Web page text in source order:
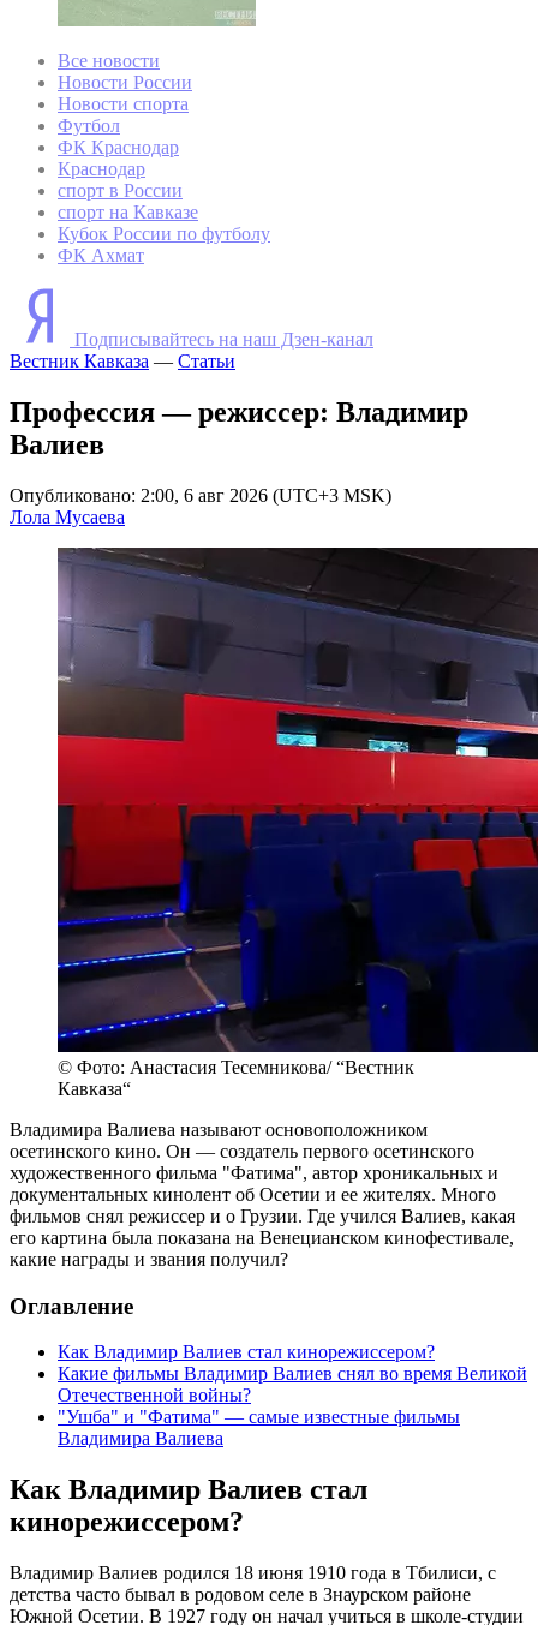
Все новости
Новости России
Новости спорта
Футбол
ФК Краснодар
Краснодар
спорт в России
спорт на Кавказе
Кубок России по футболу
ФК Ахмат
Подписывайтесь на наш Дзен-канал
Вестник Кавказа — Статьи
Профессия — режиссер: Владимир
Валиев
Опубликовано: 2:00, 6 авг 2026 (UTC+3 MSK)
Лола Мусаева
© Фото: Анастасия Тесемникова/ “Вестник
Кавказа“
Владимира Валиева называют основоположником
осетинского кино. Он — создатель первого осетинского
художественного фильма "Фатима", автор хроникальных и
документальных кинолент об Осетии и ее жителях. Много
фильмов снял режиссер и о Грузии. Где учился Валиев, какая
его картина была показана на Венецианском кинофестивале,
какие награды и звания получил?
Оглавление
Как Владимир Валиев стал кинорежиссером?
Какие фильмы Владимир Валиев снял во время Великой
Отечественной войны?
"Ушба" и "Фатима" — самые известные фильмы
Владимира Валиева
Как Владимир Валиев стал
кинорежиссером?
Владимир Валиев родился 18 июня 1910 года в Тбилиси, с
детства часто бывал в родовом селе в Знаурском районе
Южной Осетии. В 1927 году он начал учиться в школе-студии